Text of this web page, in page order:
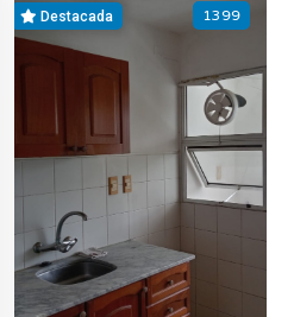
Destacada 1399